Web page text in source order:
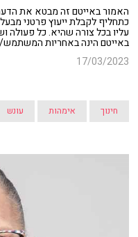
האמור באייטם זה מבטא את
כתחליף לקבלת ייעוץ פרטני
עליו בכל צורה שהיא. כל פעולה
באייטם הינה באחריות
17/03/2023
חינוך אימהות עונש